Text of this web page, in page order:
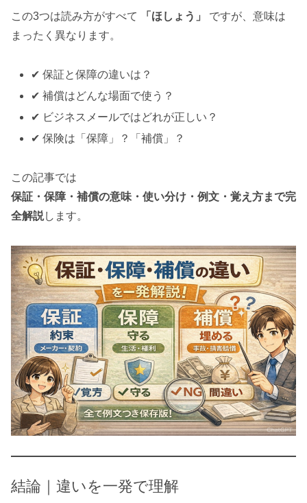
この3つは読み方がすべて 「ほしょう」
ですが、意味は
まったく異なります。
✔ 保証と保障の違いは？
✔ 補償はどんな場面で使う？
✔ ビジネスメールではどれが正しい？
✔ 保険は「保障」？「補償」？
この記事では
保証・保障・補償の意味・使い分け・例文・覚え方まで完
全解説します。
結論｜違いを一発で理解